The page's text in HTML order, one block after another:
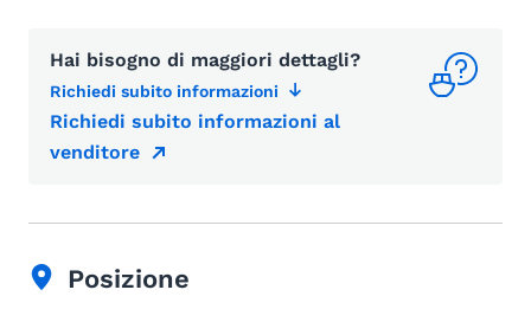
Hai bisogno di maggiori dettagli?
Richiedi subito informazioni
Richiedi subito informazioni al
venditore
Posizione